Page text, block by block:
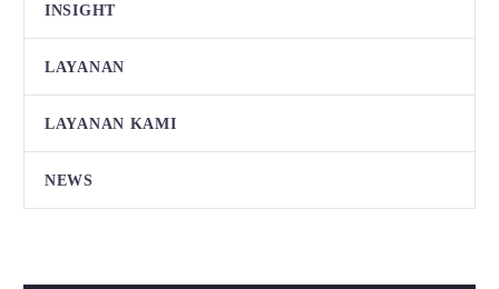
INSIGHT
LAYANAN
LAYANAN KAMI
NEWS